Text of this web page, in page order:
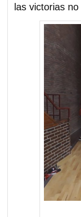
las victorias